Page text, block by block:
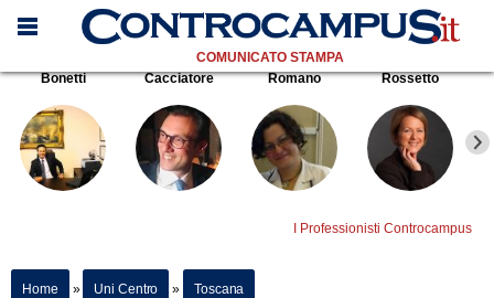
COMUNICATO STAMPA
Bonetti
Cacciatore Romano Rossetto
I Professionisti Controcampus
Home » Uni Centro » Toscana